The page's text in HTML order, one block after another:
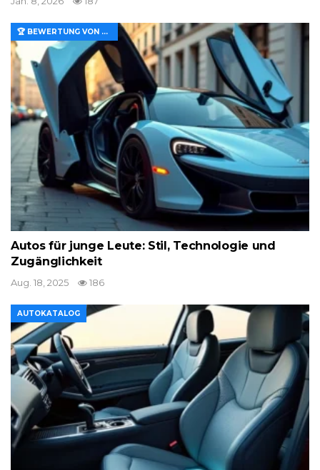
🏆 BEWERTUNG VON MERKMALEN UND WERT
Autos für junge Leute: Stil, Technologie und
Zugänglichkeit
Aug. 18, 2025 186
AUTOKATALOG